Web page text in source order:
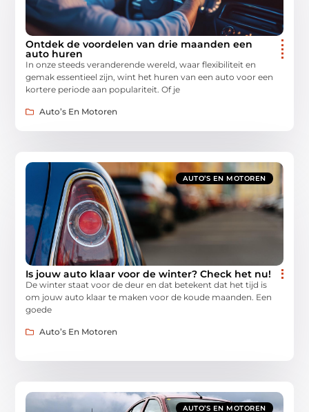
Ontdek de voordelen van drie maanden een
auto huren
In onze steeds veranderende wereld, waar flexibiliteit en
gemak essentieel zijn, wint het huren van een auto voor een
kortere periode aan populariteit. Of je
Auto’s En Motoren
AUTO’S EN MOTOREN
Is jouw auto klaar voor de winter? Check het nu!
De winter staat voor de deur en dat betekent dat het tijd is
om jouw auto klaar te maken voor de koude maanden. Een
goede
Auto’s En Motoren
AUTO’S EN MOTOREN